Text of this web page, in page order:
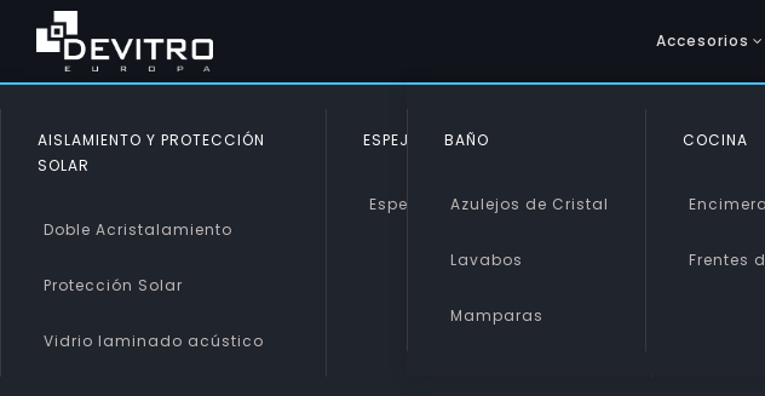
Accesorios
AISLAMIENTO Y PROTECCIÓN
SOLAR
Doble Acristalamiento
Protección Solar
Vidrio laminado acústico
ESPEJOS
Espejos
BAÑO
Azulejos de Cristal
Lavabos
Mamparas
COCINA
Frentes